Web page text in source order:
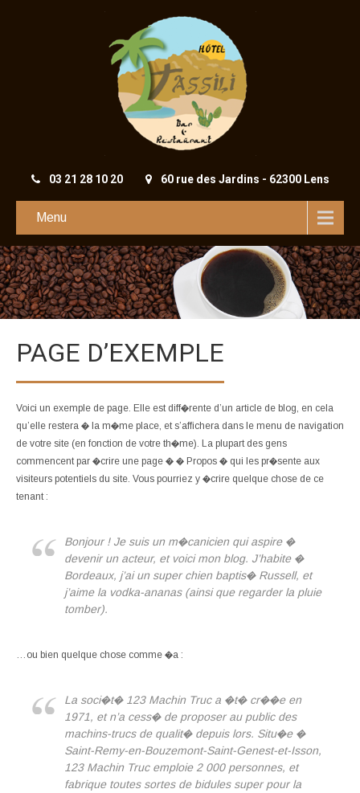
03 21 28 10 20 60 rue des Jardins - 62300 Lens
Menu
PAGE D’EXEMPLE
Voici un exemple de page. Elle est diff�rente d’un article de blog, en cela
qu’elle restera � la m�me place, et s’affichera dans le menu de navigation
de votre site (en fonction de votre th�me). La plupart des gens
commencent par �crire une page � � Propos � qui les pr�sente aux
visiteurs potentiels du site. Vous pourriez y �crire quelque chose de ce
tenant :
Bonjour ! Je suis un m�canicien qui aspire �
devenir un acteur, et voici mon blog. J’habite �
Bordeaux, j’ai un super chien baptis� Russell, et
j’aime la vodka-ananas (ainsi que regarder la pluie
tomber).
…ou bien quelque chose comme �a :
La soci�t� 123 Machin Truc a �t� cr��e en
1971, et n’a cess� de proposer au public des
machins-trucs de qualit� depuis lors. Situ�e �
Saint-Remy-en-Bouzemont-Saint-Genest-et-Isson,
123 Machin Truc emploie 2 000 personnes, et
fabrique toutes sortes de bidules super pour la